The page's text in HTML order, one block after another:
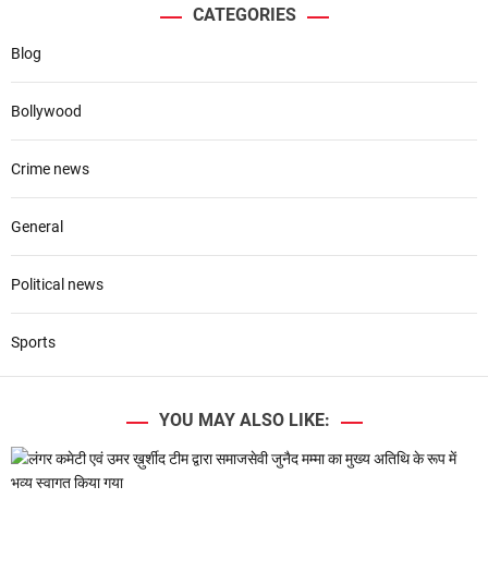
CATEGORIES
Blog
Bollywood
Crime news
General
Political news
Sports
YOU MAY ALSO LIKE: